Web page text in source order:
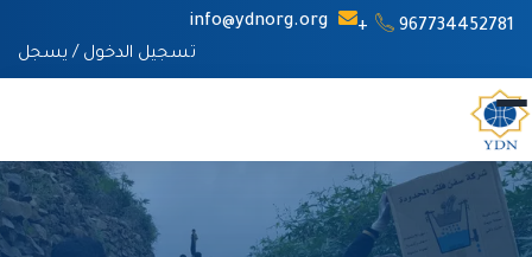
967734452781+
info@ydnorg.org
تسجيل الدخول / يسجل